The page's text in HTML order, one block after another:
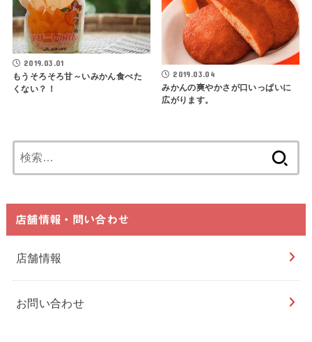
2019.03.01
もうそろそろ甘～いみかん食べた
くない？！
2019.03.04
みかんの爽やかさが口いっぱいに
広がります。
索:
店舗情報・問い合わせ
店舗情報
お問い合わせ